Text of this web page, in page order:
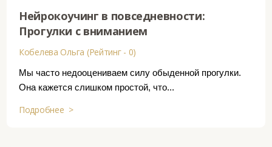
Нейрокоучинг в повседневности:
Прогулки с вниманием
Кобелева Ольга (Рейтинг - 0)
Мы часто недооцениваем силу обыденной прогулки.
Она кажется слишком простой, что...
Подробнее >